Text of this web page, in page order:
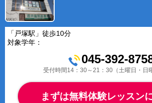
「戸塚駅」徒歩10分
対象学年：
045-392-
受付時間14：30～21：30（土曜日・日
まずは無料体験レッスン